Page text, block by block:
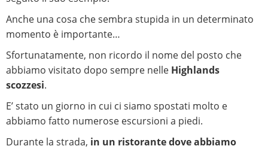
Anche una cosa che sembra stupida in un determinato
momento è importante…
Sfortunatamente, non ricordo il nome del posto che
abbiamo visitato dopo sempre nelle Highlands
scozzesi.
E’ stato un giorno in cui ci siamo spostati molto e
abbiamo fatto numerose escursioni a piedi.
Durante la strada, in un ristorante dove abbiamo